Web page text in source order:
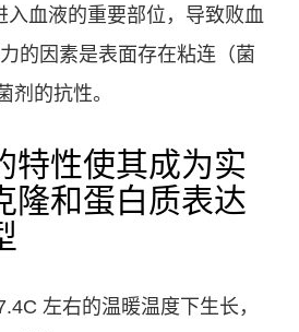
入血液的重要部位，导致败血
的因素是表面存在粘连（菌
剂的抗性。
特性使其成为实
隆和蛋白质表达
左右的温暖温度下生长，